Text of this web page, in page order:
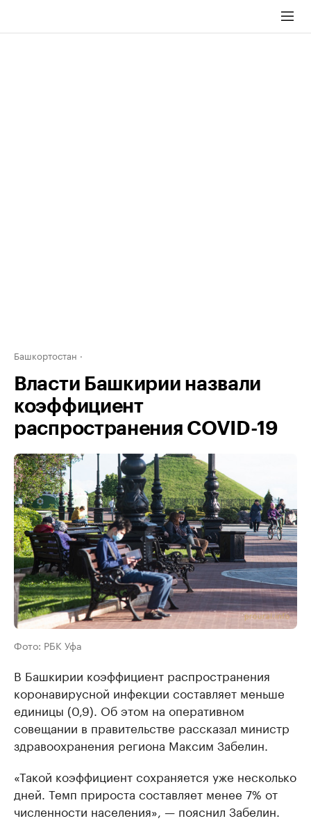
Башкортостан
Власти Башкирии назвали
коэффициент
распространения COVID-19
Фото: РБК Уфа
В Башкирии коэффициент распространения
коронавирусной инфекции составляет меньше
единицы (0,9). Об этом на оперативном
совещании в правительстве рассказал министр
здравоохранения региона Максим Забелин.
«Такой коэффициент сохраняется уже несколько
дней. Темп прироста составляет менее 7% от
численности населения», — пояснил Забелин.